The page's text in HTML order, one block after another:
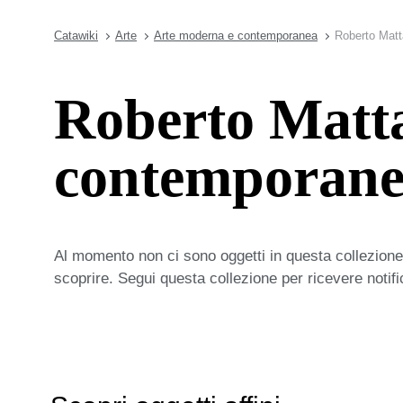
Catawiki Arte Arte moderna e contemporanea Roberto
Roberto
Al momento non ci sono oggetti in questa
scoprire. Segui questa collezione per ricevere